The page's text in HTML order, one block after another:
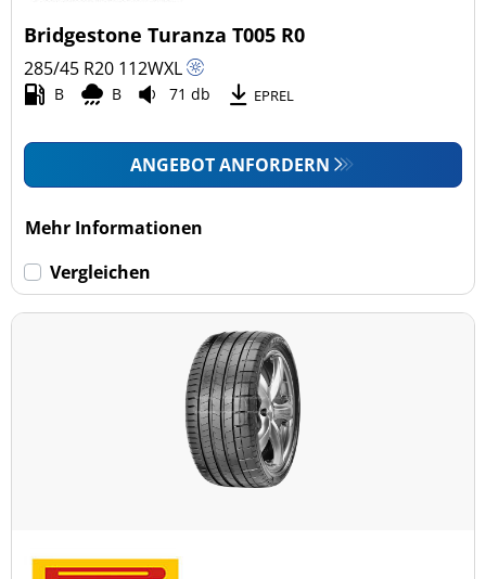
Bridgestone Turanza T005 R0
285/45 R20 112WXL
B B 71 db EPREL
ANGEBOT ANFORDERN
Mehr Informationen
Vergleichen